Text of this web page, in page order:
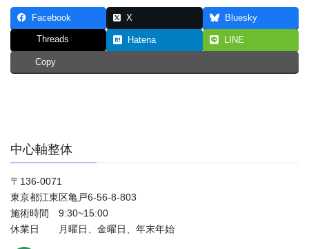
Facebook X Bluesky
Threads Hatena LINE
Copy
中心軸整体
〒136-0071
東京都江東区亀戸6-56-8-803
施術時間 9:30~15:00
休業日 月曜日、金曜日、年末年始